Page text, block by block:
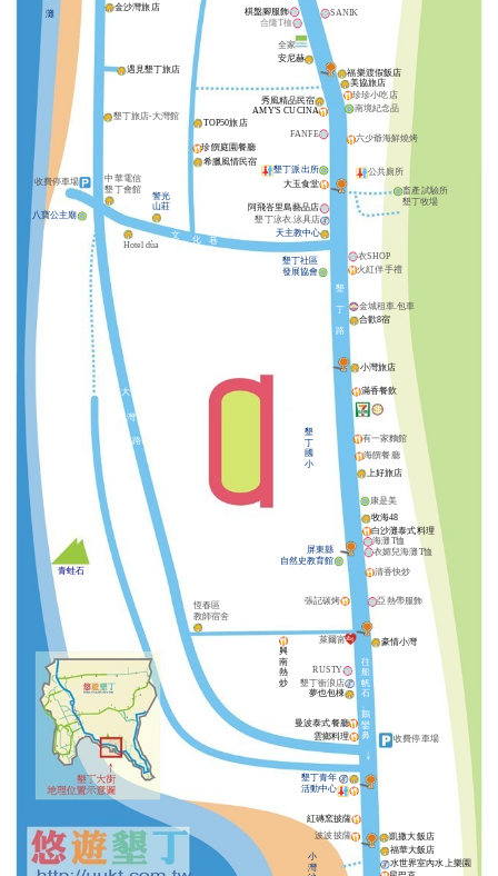
金沙灣旅店
遇見墾丁旅店
中華電信
墾丁會館
八寶公主廟
警光
山莊
Hotel dùa
棋盤腳服飾
合隆T桖
全家
AMY'S CUCINA
灘
收費停車場
秀風精品民宿
墾丁派出所
大玉食堂
阿飛峇里島藝品店
天主教中心
SANIK
福樂渡假飯店
美協旅店
珍珍小吃店
畜產試驗所
墾丁牧場
墾丁社區
發展協會
衣SHOP
墾
丁
路
火紅伴手禮
墾
丁
國
小
金城租車.包車
小灣旅店
滿香餐飲
海饌餐廳
白沙灘泰式料理
海灘T恤
大
灣
路
青蛙石
曼波泰式餐廳
清香快炒
亞熱帶服飾
屏東縣
自然史教育館
恆春區
教師宿舍
萊爾富
興
南
熱
炒
收費停車場
墾丁青年
活動中心
小
灣
凱撒大飯店
福華大飯店
水世界室內水上樂園
文 化 巷
往
船
帆
石
鵝
鑾
鼻
六少爺海鮮燒烤
波波披薩
RUSTY
FANFE
南境紀念品
珍饌庭園餐廳
希臘風情民宿
安尼赫
公共廁所
紅磚窯披薩
墾丁泳衣.泳具店
衣媚兒海灘T恤
有一家麵館
康是美
雲鄉料理
張記碳烤
上好旅店
墾丁旅店-大灣館
合歡8宿
豪情小灣
墾丁衝浪店
夢也包棟
TOP50旅店
牧海48